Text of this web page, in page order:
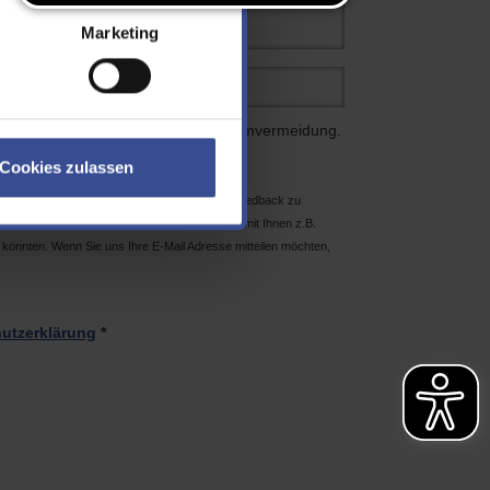
Marketing
Cookies zulassen
ein. Dies dient der Spamvermeidung.
da wir die “Hemmschwelle” für Sie, uns ein Feedback zu
wäre es schön, wenn wir bei Bedarf mit Ihnen z.B.
Wenn Sie uns Ihre E-Mail Adresse mitteilen möchten,
*